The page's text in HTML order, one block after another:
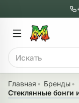
Поиск
Главное меню
Главная
Бренды
Стеклянные бонги